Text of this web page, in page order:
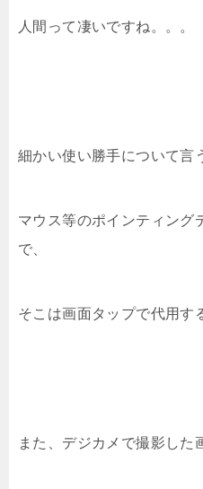
人間って凄いですね。。。
細かい使い勝手について言
マウス等のポインティング
で、
そこは画面タップで代用す
また、デジカメで撮影した